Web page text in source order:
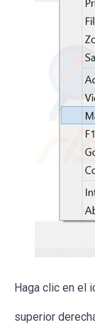
Haga clic en el
superior